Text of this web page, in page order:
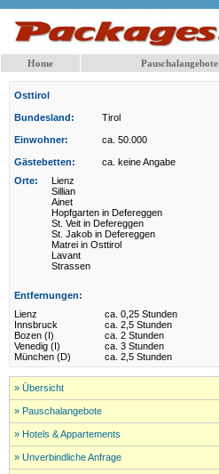
Home Pauschalangebote
Osttirol
Bundesland: Tirol
Einwohner: ca. 50.000
Gästebetten:
ca. keine Angabe
Orte:
Lienz
Sillian
Ainet
Hopfgarten in Defereggen
St. Veit in Defereggen
St. Jakob in Defereggen
Matrei in Osttirol
Lavant
Strassen
Entfernungen:
Lienz
ca. 0,25 Stunden
Innsbruck
ca. 2,5 Stunden
Bozen (I)
ca. 2 Stunden
Venedig (I)
ca. 3 Stunden
München (D)
ca. 2,5 Stunden
» Übersicht
» Pauschalangebote
» Hotels & Appartements
» Unverbindliche Anfrage